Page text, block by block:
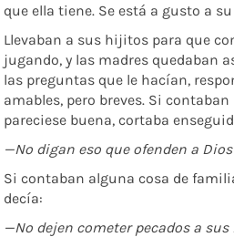
que ella tiene. Se está a gusto a
Llevaban a sus hijitos para que
jugando, y las madres quedaban
las preguntas que le hacían,
amables, pero breves. Si
pareciese buena, cortaba
—No digan eso que ofenden a
Si contaban alguna cosa de
decía:
—No dejen cometer pecados a sus